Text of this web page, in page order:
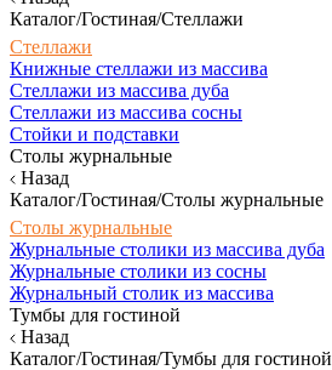
Каталог/Гостиная/Стеллажи
Стеллажи
Книжные стеллажи из массива
Стеллажи из массива дуба
Стеллажи из массива сосны
Стойки и подставки
Столы журнальные
Назад
Каталог/Гостиная/Столы журнальные
Столы журнальные
Журнальные столики из массива дуба
Журнальные столики из сосны
Журнальный столик из массива
Тумбы для гостиной
Назад
Каталог/Гостиная/Тумбы для гостиной